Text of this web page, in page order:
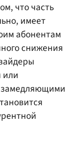
что часть
имеет
абонентам
снижения
или
замедляющими